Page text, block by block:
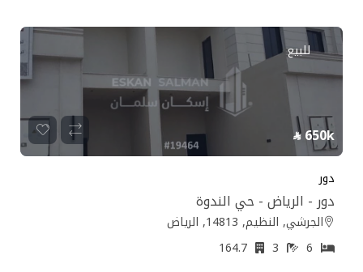
للبيع
650k
دور
دور - الرياض - حي الندوة
الجرشي, النظيم, 14813, الرياض